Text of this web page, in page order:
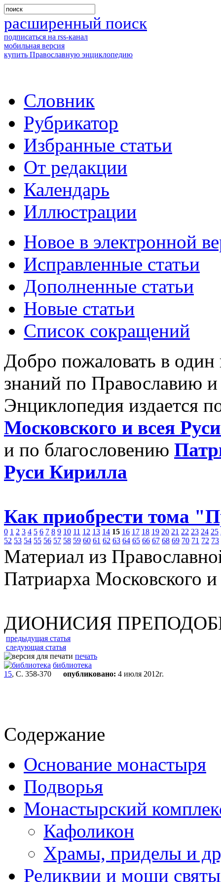
расширенный поиск
подписаться на rss-канал
мобильная версия
купить Православную энциклопедию
Словник
Рубрикатор
Избранные статьи
От редакции
Календарь
Иллюстрации
Новое в электронной
Исправленные статьи
Дополненные статьи
Новые статьи
Список сокращений
Добро пожаловать в
знаний по Православию
Энциклопедия издается
Московского и всея
и по благословению
Руси Кирилла
Как приобрести тома
0 1 2 3 4 5 6 7 8 9 10 11 12 13 14 15 16 17 18 19 20 21 22 23 24 25
52 53 54 55 56 57 58 59 60 61 62 63 64 65 66 67 68 69 70 71 72 73
Материал из
Патриарха Московского
ДИОНИСИЯ
предыдущая статья
следующая статья
печать
библиотека
15, С. 358-370 опубликовано: 4 июля 2012г.
Содержание
Основание монастыря
Подворья
Монастырский
Кафоликон
Храмы, приделы и
Реликвии и мощи